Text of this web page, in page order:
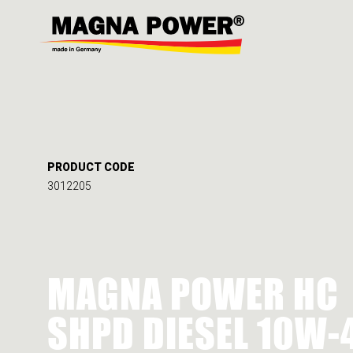
PRODUCT CODE
3012205
MAGNA POWER HC
SHPD DIESEL